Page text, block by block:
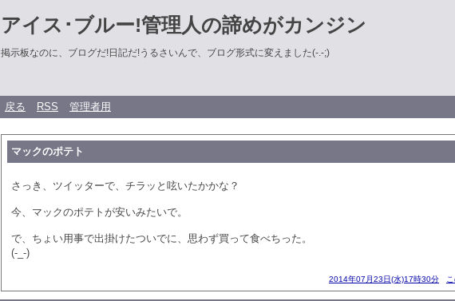
アイス･ブルー!管理人の諦めがカンジン
掲示板なのに、ブログだ!日記だ!うるさいんで、ブログ形式に変えました(-.-;)
戻る RSS 管理者用
マックのポテト
さっき、ツイッターで、チラッと呟いたかかな？
今、マックのポテトが安いみたいで。
で、ちょい用事で出掛けたついでに、思わず買って食べちった。
(-_-)
2014年07月23日(水)17時30分